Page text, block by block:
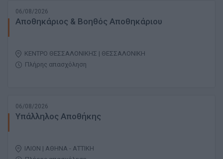
06/08/2026
Αποθηκάριος & Βοηθός Αποθηκάριου
ΚΕΝΤΡΟ ΘΕΣΣΑΛΟΝΙΚΗΣ | ΘΕΣΣΑΛΟΝΙΚΗ
Πλήρης απασχόληση
06/08/2026
Υπάλληλος Αποθήκης
ΙΛΙΟΝ | ΑΘΗΝΑ - ΑΤΤΙΚΗ